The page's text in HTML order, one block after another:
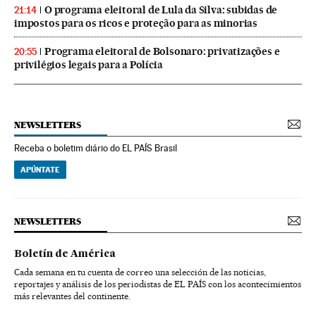
21:14
O programa eleitoral de Lula da Silva: subidas de
impostos para os ricos e proteção para as minorias
20:55
Programa eleitoral de Bolsonaro: privatizações e
privilégios legais para a Polícia
NEWSLETTERS
Receba o boletim diário do EL PAÍS Brasil
APÚNTATE
NEWSLETTERS
Boletín de América
Cada semana en tu cuenta de correo una selección de las noticias,
reportajes y análisis de los periodistas de EL PAÍS con los acontecimientos
más relevantes del continente.